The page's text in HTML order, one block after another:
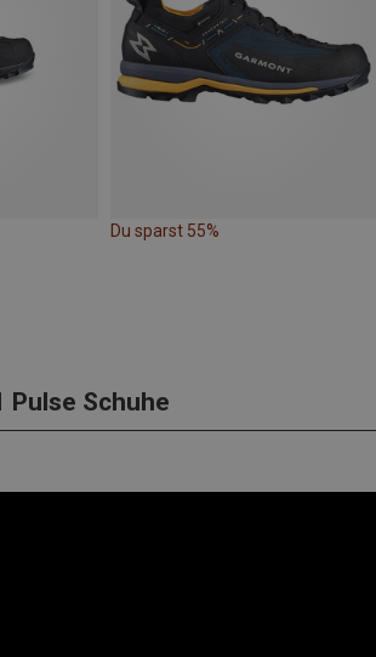
Du sparst 55%
Pulse Schuhe